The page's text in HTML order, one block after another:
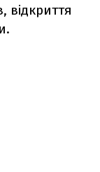
відкриття